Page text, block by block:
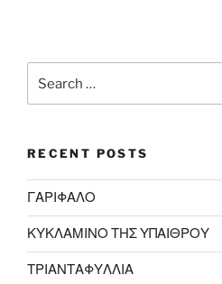
for:
RECENT POSTS
ΓΑΡΙΦΑΛΟ
ΚΥΚΛΑΜΙΝΟ ΤΗΣ ΥΠΑΙΘΡΟΥ
ΤΡΙΑΝΤΑΦΥΛΛΙΑ